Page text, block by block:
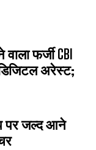
फर्जी CBI
अरेस्ट;
पर जल्द आने